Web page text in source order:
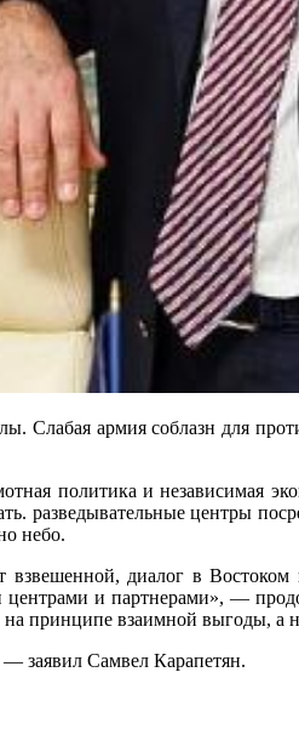
Слабая армия соблазн для
политика и независимая
разведывательные центры
небо.
диалог в
и партнерами», —
принципе взаимной выгоды, а
заявил Самвел Карапетян.